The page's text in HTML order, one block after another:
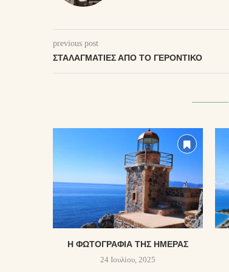
previous post
ΣΤΑΛΑΓΜΑΤΙΈΣ ΑΠΌ ΤΟ ΓΕΡΟΝΤΙΚΌ
Η ΦΩΤΟΓΡΑΦΊΑ ΤΗΣ ΗΜΈΡΑΣ
24 Ιουλίου, 2025